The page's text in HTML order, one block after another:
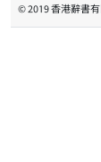
© 2019 香港辭書